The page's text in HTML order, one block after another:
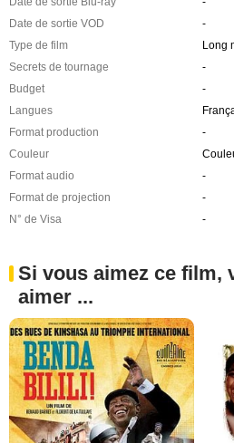
Date de sortie VOD
-
Type de film
Long
Secrets de tournage
-
Budget
-
Langues
Format production
-
Couleur
Format audio
-
Format de projection
-
N° de Visa
-
Si vous aimez ce film,
aimer ...